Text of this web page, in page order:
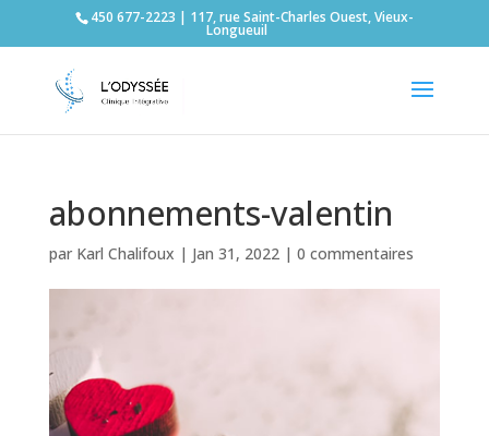
450 677-2223 | 117, rue Saint-Charles Ouest, Vieux-
Longueuil
abonnements-valentin
par Karl Chalifoux | Jan 31, 2022| 0 commentaires